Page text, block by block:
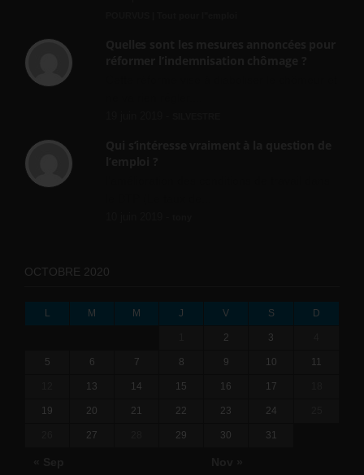
OCTOBRE 2020
L M M J V S D
2 3
5 6 7 8 9 10 11
13 14 15 16 17
19 20 21 22 23 24
27 29 30 31